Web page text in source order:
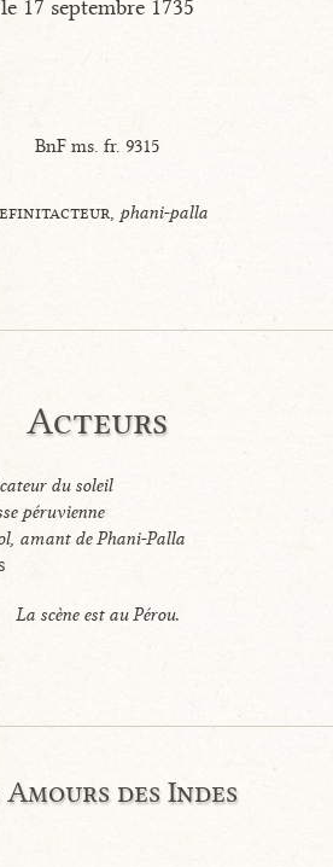
le 17 septembre 1735
BnF ms. fr. 9315
phani-palla
Acteurs
du soleil
péruvienne
amant de Phani-Palla
La scène est au Pérou.
Amours des Indes